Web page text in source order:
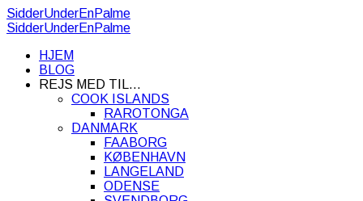
SidderUnderEnPalme
SidderUnderEnPalme
HJEM
BLOG
REJS MED TIL…
COOK ISLANDS
RAROTONGA
DANMARK
FAABORG
KØBENHAVN
LANGELAND
ODENSE